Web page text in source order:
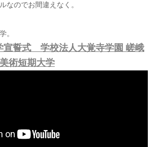
なのでお間違えなく。
。
宣誓式 学校法人大覚寺学園 嵯峨
術短期大学